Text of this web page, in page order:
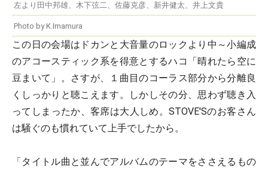
左より田中邦雄、木下弦二、佐藤克彦、新井健太、井上文貴
Photo by K.Imamura
この日の会場はドカンと大音量のロックより中～小編成
のアコースティック系を得意とするハコ「晴れたら空に
豆まいて」。さすが、１曲目のコーラス部分から分離良
くしっかりと聴こえます。しかしその分、思わず聴き入
ってしまったか、客席は大人しめ。STOVE'Sのお客さん
は騒ぐのも慣れていて上手でしたから。
「タイトル曲と並んでアルバムのテーマをささえるもの